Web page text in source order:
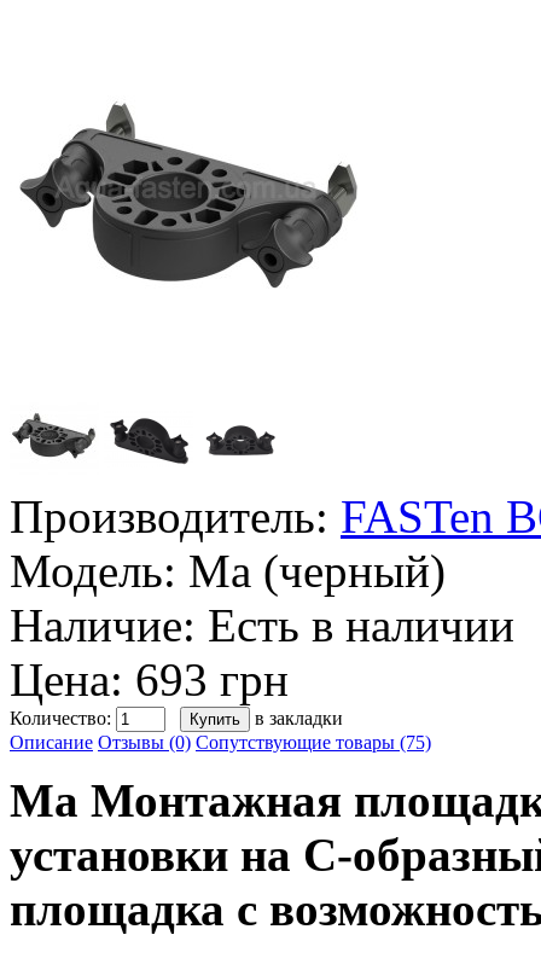
Производитель: FASTen
Модель: Ma (черный)
Наличие: Есть в наличии
Цена: 693 грн
Количество:
в закладки
Описание Отзывы (0) Сопутствующие товары (75)
Ma Монтажная
установки на С-
площадка с